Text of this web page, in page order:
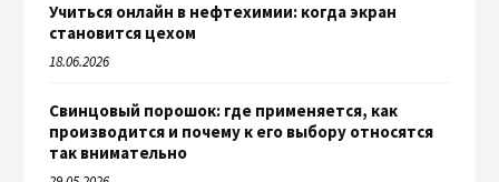
Учиться онлайн в нефтехимии: когда экран
становится цехом
18.06.2026
Свинцовый порошок: где применяется, как
производится и почему к его выбору относятся
так внимательно